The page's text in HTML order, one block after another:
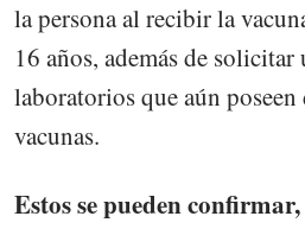
la persona al recibir la
16 años, además de
laboratorios que aún
vacunas.
Estos se pueden